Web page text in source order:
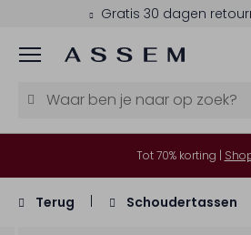
Gratis 30 dagen
Menu
Tot 70% korting |
Terug Schoudertassen